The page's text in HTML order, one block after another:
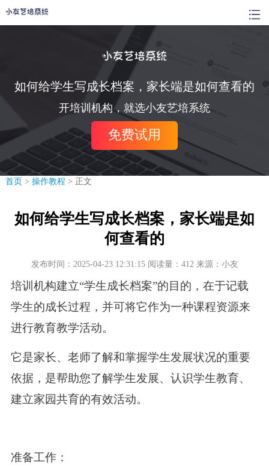
如何给学生写成长档案，家长端是如何查看的
开培训机构，就选小友艺培系统
免费试用
首页> 操作教程 > 正文
如何给学生写成长档案，家长端是如
何查看的
发布时间：2025-04-23 12:31:15 阅读量：412 来源：小友
培训机构建立“学生成长档案”的目的，在于记载
学生的成长过程，并可将它作为一种课程资源来
进行教育教学活动。
它是家长、老师了解和掌握学生发展状况的重要
依据，是帮助您了解学生发展、认识学生教育、
建立家园共育的有效活动。
准备工作：